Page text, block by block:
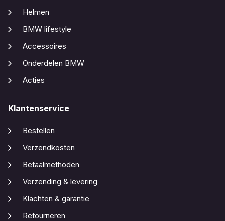
Helmen
BMW lifestyle
Accessoires
Onderdelen BMW
Acties
Klantenservice
Bestellen
Verzendkosten
Betaalmethoden
Verzending & levering
Klachten & garantie
Retourneren